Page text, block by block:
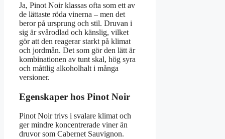
Ja, Pinot Noir klassas ofta som ett av
de lättaste röda vinerna – men det
beror på ursprung och stil. Druvan i
sig är svårodlad och känslig, vilket
gör att den reagerar starkt på klimat
och jordmån. Det som gör den lätt är
kombinationen av tunt skal, hög syra
och måttlig alkoholhalt i många
versioner.
Egenskaper hos Pinot Noir
Pinot Noir trivs i svalare klimat och
ger mindre koncentrerade viner än
druvor som Cabernet Sauvignon.